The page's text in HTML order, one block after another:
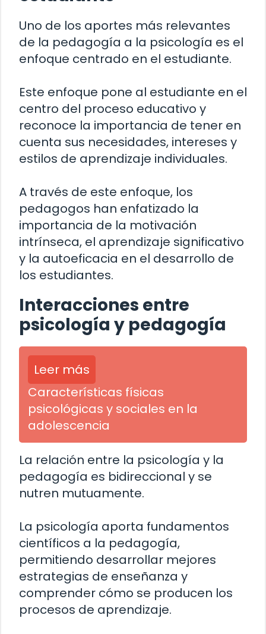
Uno de los aportes más relevantes
de la pedagogía a la psicología es el
enfoque centrado en el estudiante.
Este enfoque pone al estudiante en el
centro del proceso educativo y
reconoce la importancia de tener en
cuenta sus necesidades, intereses y
estilos de aprendizaje individuales.
A través de este enfoque, los
pedagogos han enfatizado la
importancia de la motivación
intrínseca, el aprendizaje significativo
y la autoeficacia en el desarrollo de
los estudiantes.
Interacciones entre
psicología y pedagogía
Leer más
Características físicas
psicológicas y sociales en la
adolescencia
La relación entre la psicología y la
pedagogía es bidireccional y se
nutren mutuamente.
La psicología aporta fundamentos
científicos a la pedagogía,
permitiendo desarrollar mejores
estrategias de enseñanza y
comprender cómo se producen los
procesos de aprendizaje.